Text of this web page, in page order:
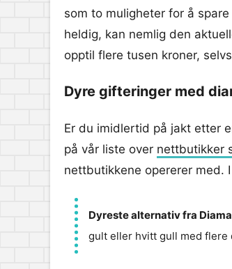
som to muligheter for å
heldig, kan nemlig den
opptil flere tusen kroner,
Dyre gifteringer med
Er du imidlertid på jakt etter
på vår liste over nettbutikker
nettbutikkene opererer med.
Dyreste alternativ fra
gult eller hvitt gull med flere